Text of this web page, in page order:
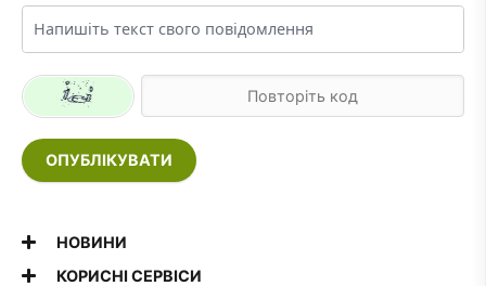
ОПУБЛІКУВАТИ
НОВИНИ
КОРИСНІ СЕРВІСИ